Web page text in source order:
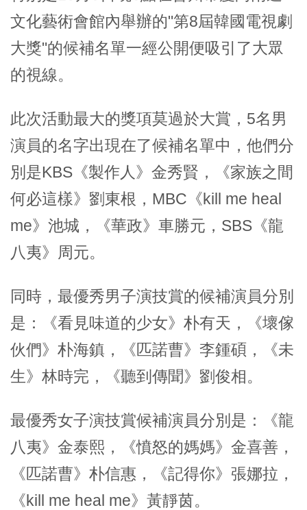
文化藝術會館內舉辦的"第8屆韓國電視劇
大獎"的候補名單一經公開便吸引了大眾
的視線。
此次活動最大的獎項莫過於大賞，5名男
演員的名字出現在了候補名單中，他們分
別是KBS《製作人》金秀賢，《家族之間
何必這樣》劉東根，MBC《kill me heal
me》池城，《華政》車勝元，SBS《龍
八夷》周元。
同時，最優秀男子演技賞的候補演員分別
是：《看見味道的少女》朴有天，《壞傢
伙們》朴海鎮，《匹諾曹》李鍾碩，《未
生》林時完，《聽到傳聞》劉俊相。
最優秀女子演技賞候補演員分別是：《龍
八夷》金泰熙，《憤怒的媽媽》金喜善，
《匹諾曹》朴信惠，《記得你》張娜拉，
《kill me heal me》黃靜茵。